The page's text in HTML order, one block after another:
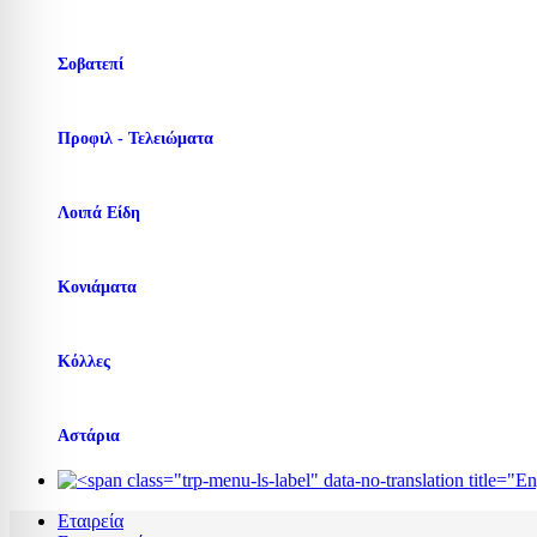
Σοβατεπί
Προφιλ - Τελειώματα
Λοιπά Είδη
Κονιάματα
Κόλλες
Αστάρια
Εταιρεία